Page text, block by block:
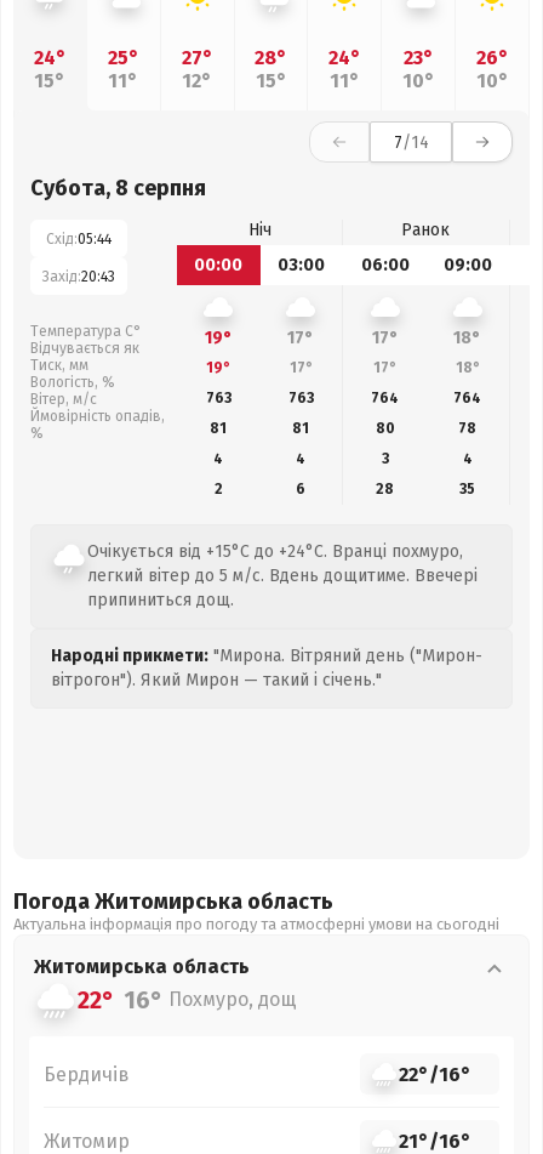
24°
15°
25°
11°
27°
12°
28°
15°
24°
11°
23°
10°
26°
10°
7/14
Субота, 8 серпня
Схід:05:44
Захід:20:43
Температура С°
Відчувається як
Тиск, мм
Вологість, %
Вітер, м/с
Ймовірність опадів,
%
Ніч
Ранок
00:00
03:00 06:00 09:00
19° 17° 17° 18°
19° 17° 17° 18°
763
763 764 764
81
81 80 78
4
4 3
4
2
6 28 35
Очікується від +15°C до +24°C. Вранці похмуро,
легкий вітер до 5 м/с. Вдень дощитиме. Ввечері
припиниться дощ.
Народні прикмети: "Мирона. Вітряний день ("Мирон-
вітрогон"). Який Мирон — такий і січень."
Погода Житомирська область
Актуальна інформація про погоду та атмосферні умови на сьогодні
Житомирська область
22° 16° Похмуро, дощ
Бердичів 22°/16°
Житомир 21°/16°